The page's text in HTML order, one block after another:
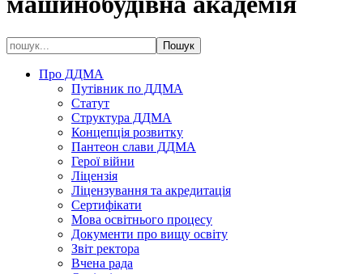
Про ДДМА
Путівник по ДДМА
Статут
Структура ДДМА
Концепція розвитку
Пантеон слави ДДМА
Герої війни
Ліцензія
Ліцензування та акредитація
Сертифікати
Мова освітнього процесу
Документи про вищу освіту
Звіт ректора
Вчена рада